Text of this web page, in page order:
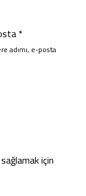
*
adımı, e-posta
için